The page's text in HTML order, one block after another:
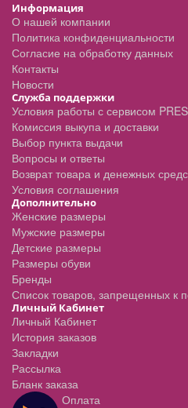
Информация
О нашей компании
Политика конфиденциальности
Согласие на обработку данных
Контакты
Новости
Служба поддержки
Условия работы с сервисом
Комиссия выкупа и доставки
Выбор пункта выдачи
Вопросы и ответы
Возврат товара и денежных
Условия соглашения
Дополнительно
Женские размеры
Мужские размеры
Детские размеры
Размеры обуви
Бренды
Список товаров, запрещенных к
Личный Кабинет
Личный Кабинет
История заказов
Закладки
Рассылка
Бланк заказа
Оплата